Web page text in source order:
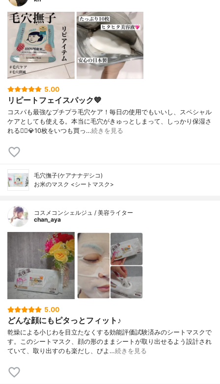
5.00
リピートフェイスパック💙
コスパも最強なプチプラ毛穴ケア！毎日の使用でもいいし、スペシャル
ケアとしても使える。本当に毛穴がきゅっとしまって、しっかり保湿さ
れる🙆‍♀️💎10枚をいつも買っ…続きを見る
毛穴撫子(ケアナナデシコ)
お米のマスク <シートマスク>
コスメコンシェルジュ / 美容ライター
chan_aya
5.00
どんな顔にもピタっとフィット♪
乾燥による小じわを目立たなくする効能評価試験済みのシートマスクで
す。このシートマスク、顔の形のままシートが取り出せるよう設計され
ていて、取り出すのも楽だし、びよ…続きを見る